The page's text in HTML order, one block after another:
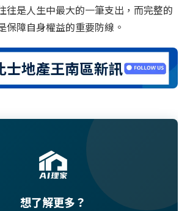
往是人生中最大的一筆支出，而完整的
保障自身權益的重要防線。
想了解更多？